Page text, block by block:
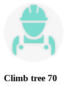
Climb tree 70